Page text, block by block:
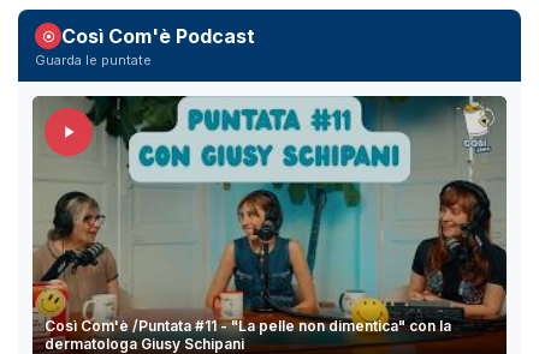
Così Com'è Podcast
Guarda le puntate
Così Com'è /Puntata #11 - "La pelle non dimentica" con la
dermatologa Giusy Schipani